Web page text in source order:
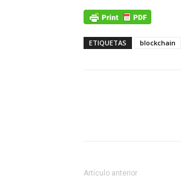
ETIQUETAS blockchain
Artículo anterior